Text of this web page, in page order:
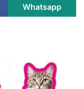
Whatsapp